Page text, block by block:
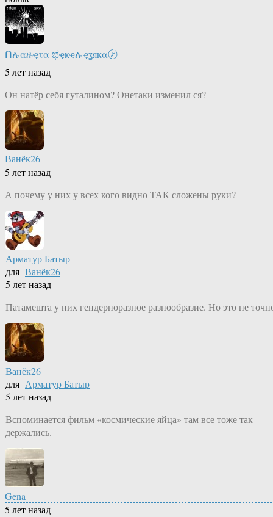
Ոሉαዙҿτα ಭҿҝҿሉҿʓяҝα〄
5 лет назад
Он натёр себя гуталином? Онетаки изменил ся?
Ванёк26
5 лет назад
А почему у них у всех кого видно ТАК сложены руки?
Арматур Батыр
для Ванёк26
5 лет назад
Патамешта у них гендерноразное разнообразие. Но это не
Ванёк26
для Арматур Батыр
5 лет назад
Вспоминается фильм «космические яйца» там все тоже так
держались.
Gena
5 лет назад